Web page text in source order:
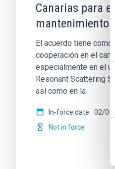
de
Canarias para
mantenimiento
El acuerdo tiene
cooperación en el
especialmente en el
Resonant Scattering
así como en la
In-force date 02/01/
Not in force